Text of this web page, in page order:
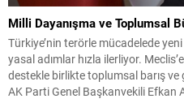
Milli Dayanışma ve Toplumsal
Türkiye’nin terörle mücadelede
yasal adımlar hızla ilerliyor.
destekle birlikte toplumsal barış
AK Parti Genel Başkanvekili Efkan